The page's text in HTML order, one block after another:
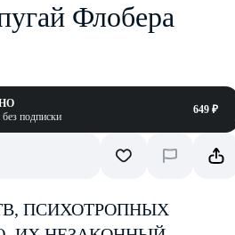
Флобера
подписки
649 ₽
ПСИХОТРОПНЫХ